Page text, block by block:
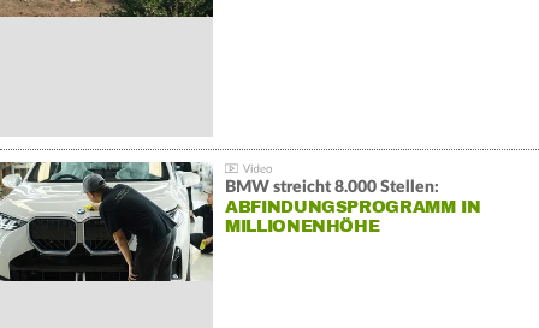
BMW streicht 8.000 Stellen:
ABFINDUNGSPROGRAMM IN
MILLIONENHÖHE